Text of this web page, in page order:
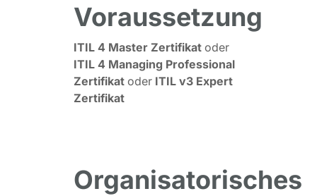
Voraussetzung
ITIL 4 Master Zertifikat oder
ITIL 4 Managing Professional
Zertifikat oder ITIL v3 Expert
Zertifikat
Organisatorisches